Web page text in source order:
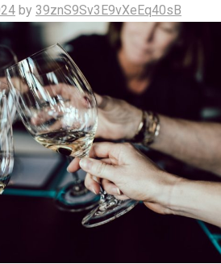
by 39znS9Sv3E9vXeEq40sB